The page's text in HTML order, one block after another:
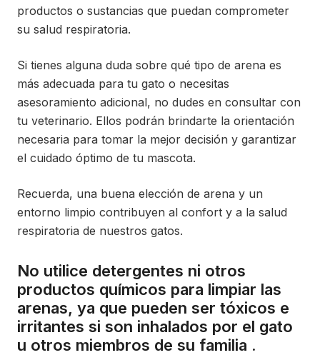
productos o sustancias que puedan comprometer
su salud respiratoria.
Si tienes alguna duda sobre qué tipo de arena es
más adecuada para tu gato o necesitas
asesoramiento adicional, no dudes en consultar con
tu veterinario. Ellos podrán brindarte la orientación
necesaria para tomar la mejor decisión y garantizar
el cuidado óptimo de tu mascota.
Recuerda, una buena elección de arena y un
entorno limpio contribuyen al confort y a la salud
respiratoria de nuestros gatos.
No utilice detergentes ni otros
productos químicos para limpiar las
arenas, ya que pueden ser tóxicos e
irritantes si son inhalados por el gato
u otros miembros de su familia .